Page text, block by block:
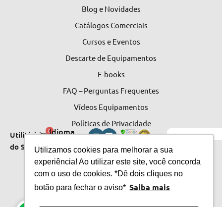
Utilizamos cookies para melhorar a sua
experiência! Ao utilizar este site, você concorda
com o uso de cookies. *Dê dois cliques no
botão para fechar o aviso* Saiba mais
Blog e Novidades
Catálogos Comerciais
Cursos e Eventos
Descarte de Equipamentos
E-books
FAQ – Perguntas Frequentes
Vídeos Equipamentos
Políticas de Privacidade
Utilitários
do Site
0Idioma
do Site